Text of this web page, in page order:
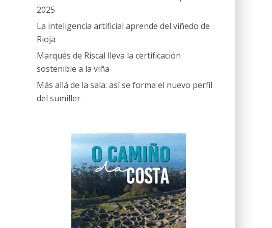
2025
La inteligencia artificial aprende del viñedo de
Rioja
Marqués de Riscal lleva la certificación
sostenible a la viña
Más allá de la sala: así se forma el nuevo perfil
del sumiller